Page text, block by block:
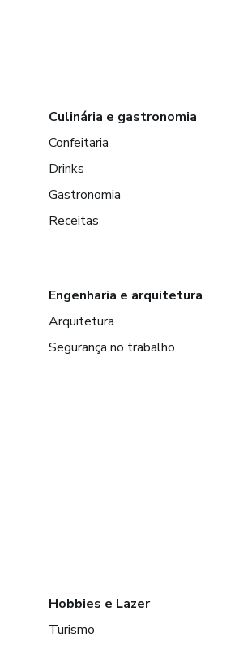
Culinária e gastronomia
Confeitaria
Drinks
Gastronomia
Receitas
Engenharia e arquitetura
Arquitetura
Segurança no trabalho
Hobbies e Lazer
Turismo